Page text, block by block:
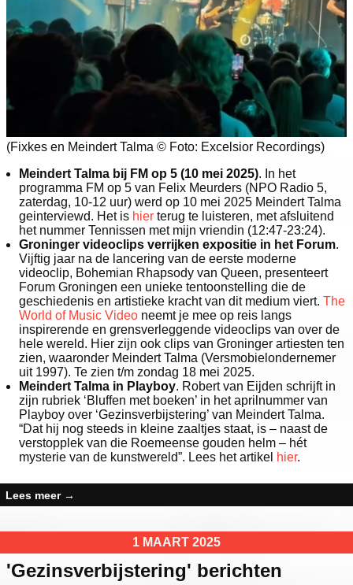
(Fixkes en Meindert Talma © Foto: Excelsior Recordings)
Meindert Talma bij FM op 5 (10 mei 2025). In het
programma FM op 5 van Felix Meurders (NPO Radio 5,
zaterdag, 10-12 uur) werd op 10 mei 2025 Meindert Talma
geinterviewd. Het is hier terug te luisteren, met afsluitend
het nummer Tennissen met mijn vriendin (12:47-23:24).
Groninger videoclips verrijken expositie in het Forum.
Vijftig jaar na de lancering van de eerste moderne
videoclip, Bohemian Rhapsody van Queen, presenteert
Forum Groningen een unieke tentoonstelling die de
geschiedenis en artistieke kracht van dit medium viert. The
World of Music Video neemt je mee op reis langs
inspirerende en grensverleggende videoclips van over de
hele wereld. Hier zijn ook clips van Groninger artiesten ten
zien, waaronder Meindert Talma (Versmobielondernemer
uit 1997). Te zien t/m zondag 18 mei 2025.
Meindert Talma in Playboy. Robert van Eijden schrijft in
zijn rubriek ‘Bluffen met boeken’ in het aprilnummer van
Playboy over ‘Gezinsverbijstering’ van Meindert Talma.
“Dat hij nog steeds in kleine zaaltjes staat, is – naast de
verstopplek van die Roemeense gouden helm – hét
mysterie van de kunstwereld”. Lees het artikel hier.
Lees meer →
1 MAART 2025
'Gezinsverbijstering' berichten